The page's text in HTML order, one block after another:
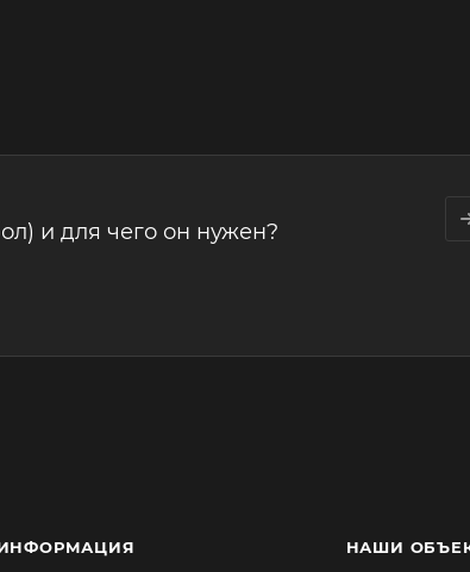
и для чего он нужен?
НАШИ